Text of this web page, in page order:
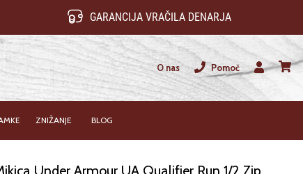
GARANCIJA VRAČILA DENARJA
O nas
Pomoč
Uporabnik
ZNIŽANJE BLOG
Under Armour UA Qualifier Run 1/2 Zip